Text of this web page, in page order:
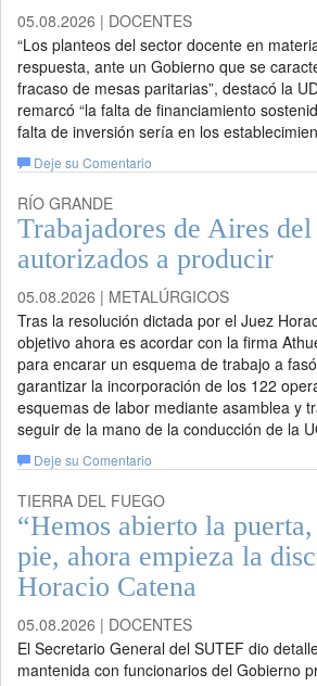
05.08.2026 | DOCENTES
“Los planteos del sector docente en
respuesta, ante un Gobierno que se
fracaso de mesas paritarias”, destacó la
remarcó “la falta de financiamiento
falta de inversión sería en los
Deje su Comentario
RÍO GRANDE
Trabajadores de Aires
autorizados a producir
05.08.2026 | METALÚRGICOS
Tras la resolución dictada por el Juez
objetivo ahora es acordar con la firma
para encarar un esquema de trabajo a
garantizar la incorporación de los 122
esquemas de labor mediante asamblea y
seguir de la mano de la conducción de la
Deje su Comentario
TIERRA DEL FUEGO
“Hemos abierto la
pie, ahora empieza la
Horacio Catena
05.08.2026 | DOCENTES
El Secretario General del SUTEF dio
mantenida con funcionarios del Gobierno